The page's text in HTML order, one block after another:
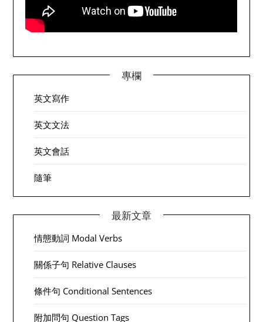
專欄
英文寫作
英文文法
英文會話
隨筆
最新文章
情態動詞 Modal Verbs
關係子句 Relative Clauses
條件句 Conditional Sentences
附加問句 Question Tags